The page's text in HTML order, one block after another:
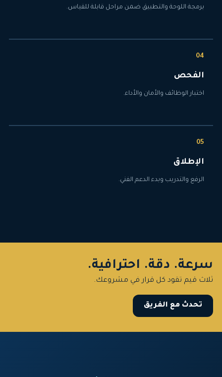
برمجة اللوحة والتطبيق ضمن مراحل قابلة للقياس.
الفحص
اختبار الوظائف والأمان والأداء.
الإطلاق
الرفع والتدريب وبدء الدعم الفني.
سرعة. دقة. احترافية.
ثلاث قيم تقود كل قرار في مشروعك.
تحدث مع الفريق